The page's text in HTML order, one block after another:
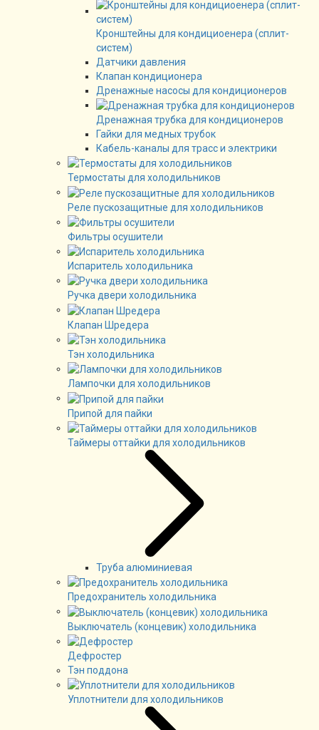
Кронштейны для кондициоенера (сплит-
систем)
Датчики давления
Клапан кондиционера
Дренажные насосы для кондиционеров
Дренажная трубка для кондиционеров
Гайки для медных трубок
Кабель-каналы для трасс и электрики
Термостаты для холодильников
Реле пускозащитные для холодильников
Фильтры осушители
Испаритель холодильника
Ручка двери холодильника
Клапан Шредера
Тэн холодильника
Лампочки для холодильников
Припой для пайки
Таймеры оттайки для холодильников
Труба алюминиевая
Предохранитель холодильника
Выключатель (концевик) холодильника
Дефростер
Тэн поддона
Уплотнители для холодильников